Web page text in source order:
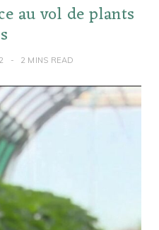
au vol de plants
2 MINS READ